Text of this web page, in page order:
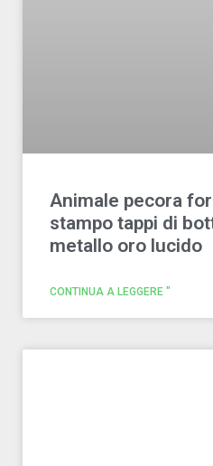
Animale pecora
stampo tappi di
metallo oro lucido
CONTINUA A LEGGERE "